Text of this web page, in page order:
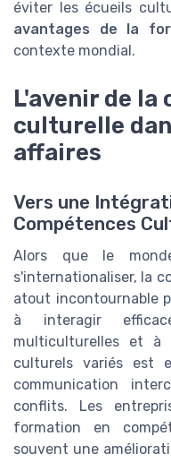
éviter les écueils
avantages de la
contexte mondial.
L'avenir de la
culturelle
affaires
Vers une
Compétences
Alors que le
s'internationaliser, la
atout incontournable
à interagir
multiculturelles et à
culturels variés est
communication
conflits. Les
formation en
souvent une